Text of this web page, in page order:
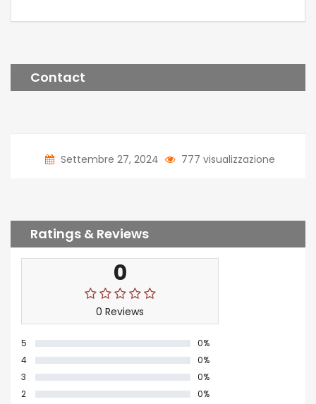
Contact
Settembre 27, 2024 777 visualizzazione
Ratings & Reviews
0
0 Reviews
5
0%
4
0%
3
0%
2
0%